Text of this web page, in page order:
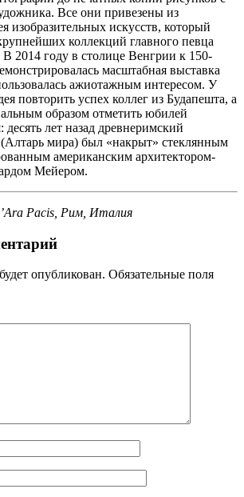
Все они привезены из
изобразительных искусств, который
коллекций главного певца
2014 году в столице Венгрии к 150-
масштабная выставка
ажиотажным интересом. У
повторить успех коллег из Будапешта, а
образом отметить юбилей
десять лет назад древнеримский
мира) был «накрыт» стеклянным
американским архитектором-
Мейером.
Pacis, Рим, Италия
опубликован. Обязательные поля